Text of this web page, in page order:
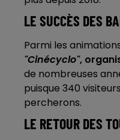
LE SUCCÈS DES
Parmi les
"Cinécyclo",
de nombreuses
puisque 340
percherons.
LE RETOUR DES